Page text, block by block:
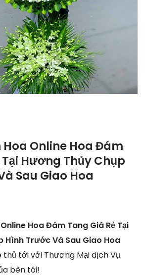
Hoa Online Hoa Đám
Hương Thủy Chụp
Sau Giao Hoa
Hoa Đám Tang Giá Rẻ Tại
Hình Trước Và Sau Giao Hoa
tới với Thương Mại dịch Vụ
bên tôi!